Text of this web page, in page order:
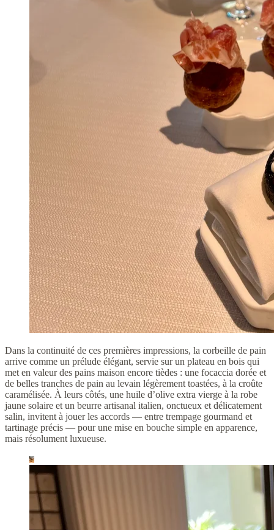
Dans la continuité de ces premières impressions, la corbeille de pain
arrive comme un prélude élégant, servie sur un plateau en bois qui
met en valeur des pains maison encore tièdes : une focaccia dorée et
de belles tranches de pain au levain légèrement toastées, à la croûte
caramélisée. À leurs côtés, une huile d’olive extra vierge à la robe
jaune solaire et un beurre artisanal italien, onctueux et délicatement
salin, invitent à jouer les accords — entre trempage gourmand et
tartinage précis — pour une mise en bouche simple en apparence,
mais résolument luxueuse.